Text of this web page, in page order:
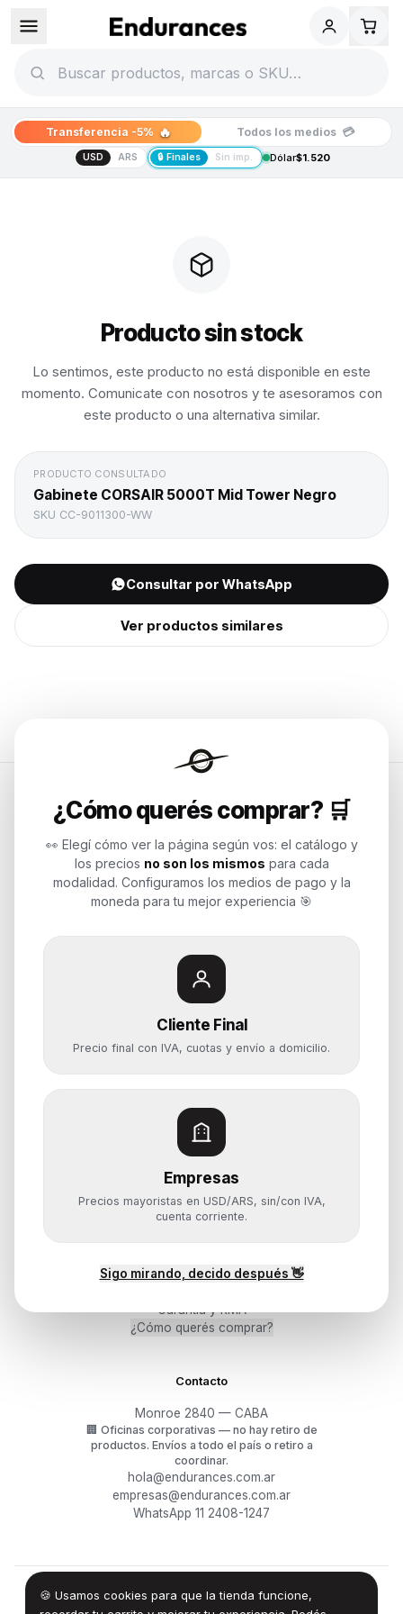
Transferencia -5% 🔥 Todos los medios 💳
USD ARS 🔒 Finales Sin imp. Dólar$1.520
Producto sin stock
Lo sentimos, este producto no está disponible en este
momento. Comunicate con nosotros y te asesoramos con
este producto o una alternativa similar.
PRODUCTO CONSULTADO
Gabinete CORSAIR 5000T Mid Tower Negro
SKU CC-9011300-WW
Consultar por WhatsApp
Ver productos similares
¿Cómo querés comprar? 🛒
👀 Elegí cómo ver la página según vos: el catálogo y
los precios no son los mismos para cada
modalidad. Configuramos los medios de pago y la
moneda para tu mejor experiencia 🎯
Cliente Final
Precio final con IVA, cuotas y envío a domicilio.
Empresas
Precios mayoristas en USD/ARS, sin/con IVA,
cuenta corriente.
Sigo mirando, decido después 👋
🍪 Usamos cookies para que la tienda funcione,
Soluciones de tecnología para
empresas, revendedores y personas.
Potenciamos tu mundo.
Time to work
Categorías
Notebooks
Servidores y NAS
Componentes
Monitores y Pantallas
Ayuda
Mis pedidos
Garantía y RMA
¿Cómo querés comprar?
Contacto
Monroe 2840 — CABA
🏢 Oficinas corporativas — no hay retiro de
productos. Envíos a todo el país o retiro a
coordinar.
hola@endurances.com.ar
empresas@endurances.com.ar
WhatsApp 11 2408-1247
© 2026Endurances Technology SA · CUIT 30-71861942-0